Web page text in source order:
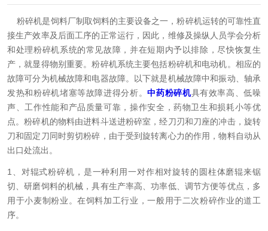
粉碎机是饲料厂制取饲料的主要设备之一，粉碎机运转的可靠性直
接生产效率及后面工序的正常运行，因此，维修及操纵人员学会分析
和处理粉碎机系统的常见故障，并在短期内予以排除，尽快恢复生
产，就显得物别重要。粉碎机系统主要包括粉碎机和电动机。相应的
故障可分为机械故障和电器故障。以下就是机械故障中和振动、轴承
发热和粉碎机堵塞等故障进得分析。中药粉碎机具有效率高、低噪
声、工作性能和产品质量可靠，操作安全，药物卫生和损耗小等优
点。粉碎机的物料由进料斗送进粉碎室，经刀刃和刀座的冲击，旋转
刀和固定刀同时剪切粉碎，由于受到旋转离心力的作用，物料自动从
出口处流出。
1、对辊式粉碎机，是一种利用一对作相对旋转的圆柱体磨辊来锯
切、研磨饲料的机械，具有生产率高、功率低、调节方便等优点，多
用于小麦制粉业。在饲料加工行业，一般用于二次粉碎作业的道工
序。